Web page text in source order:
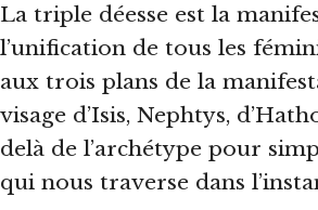
La triple déesse est la
l’unification de tous les
aux trois plans de la
visage d’Isis, Nephtys,
delà de l’archétype pour
qui nous traverse dans